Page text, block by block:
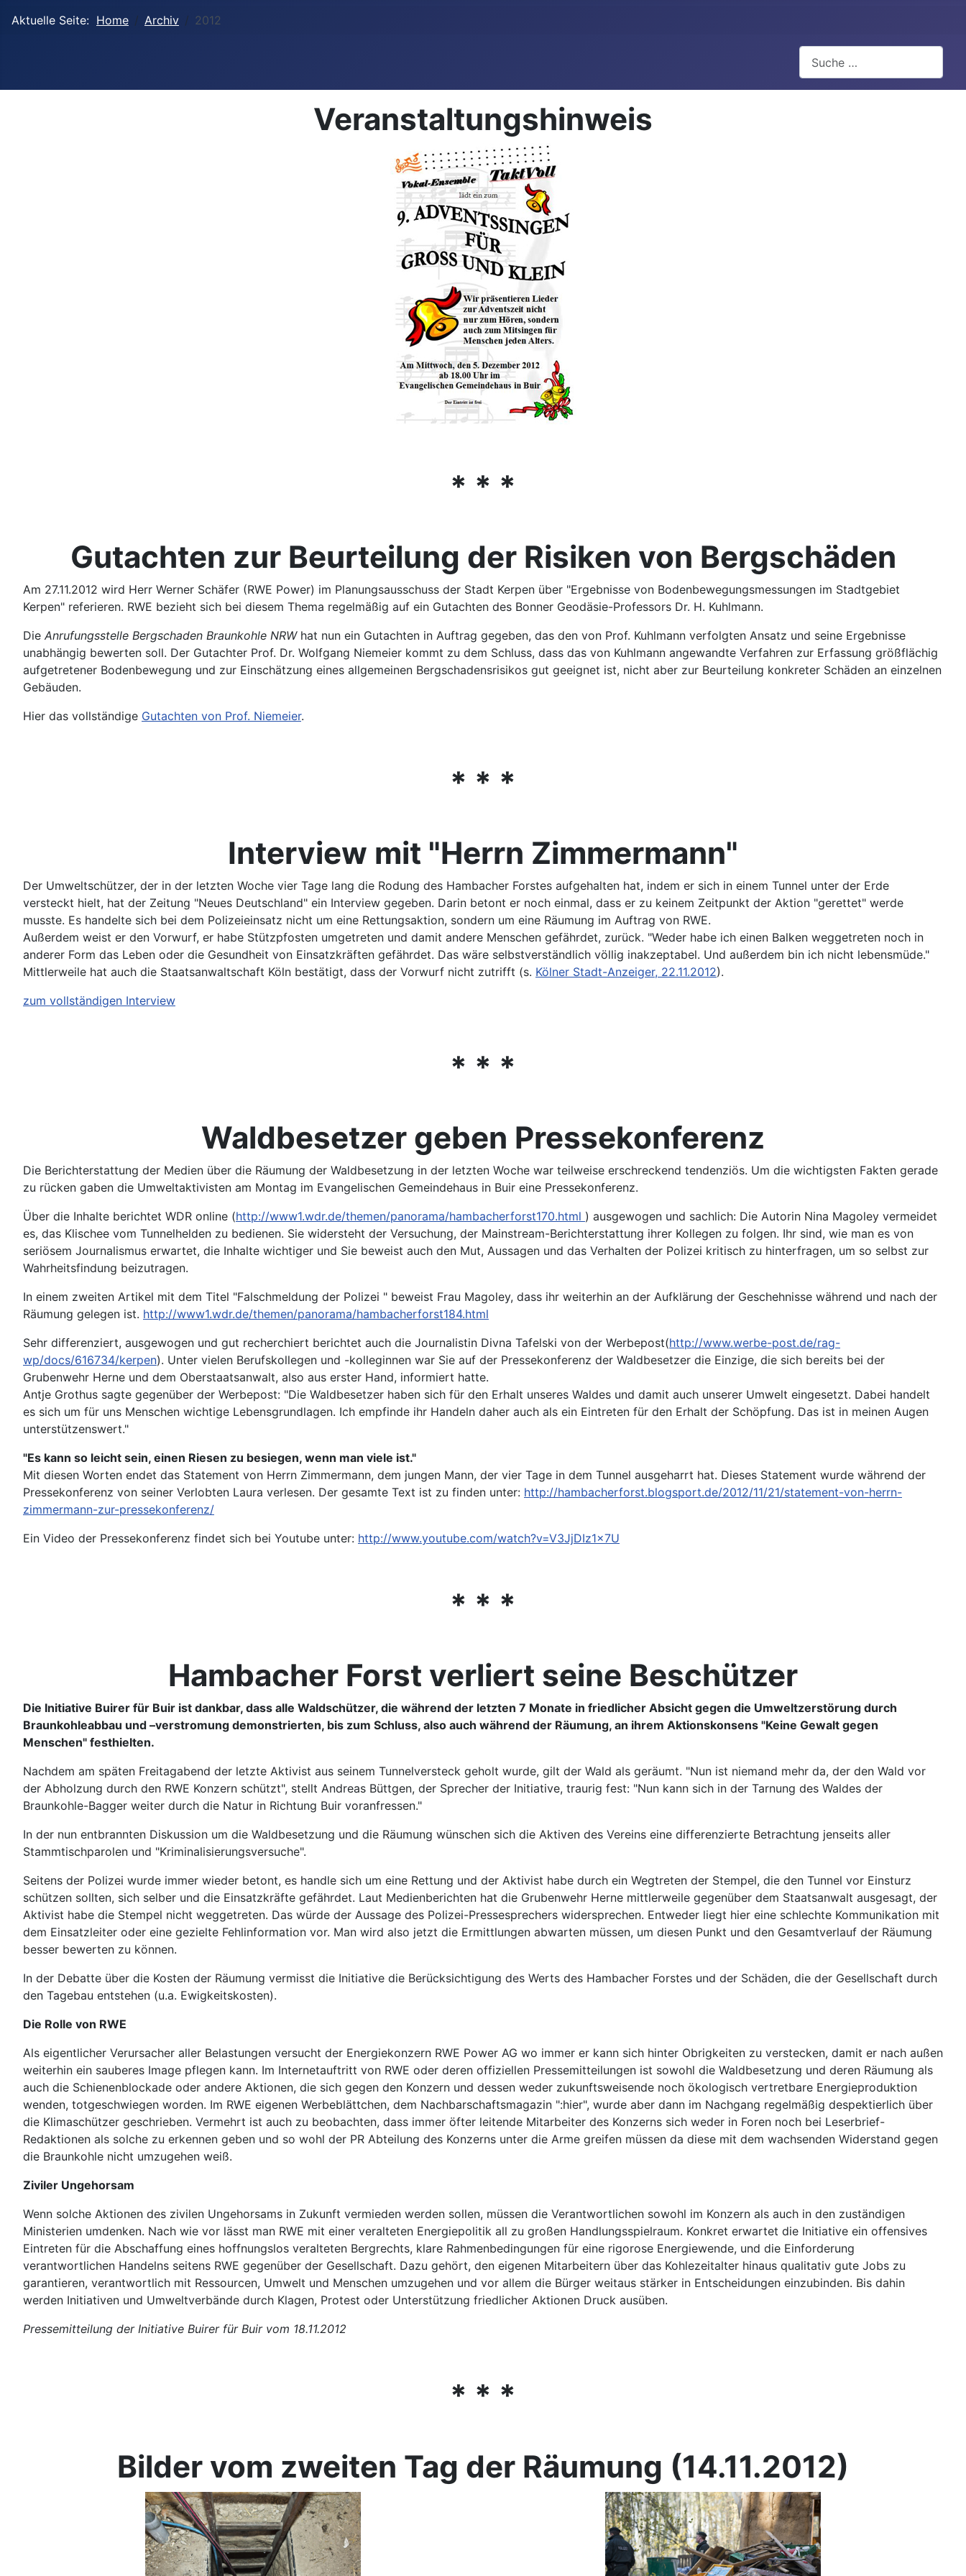
Aktuelle Seite: Home Archiv 2012
Veranstaltungshinweis
* * *
Gutachten zur Beurteilung der Risiken von Bergschäden
Am 27.11.2012 wird Herr Werner Schäfer (RWE Power) im Planungsausschuss der Stadt Kerpen über "Ergebnisse von Bodenbewegungsmessungen im Stadtgebiet
Kerpen" referieren. RWE bezieht sich bei diesem Thema regelmäßig auf ein Gutachten des Bonner Geodäsie-Professors Dr. H. Kuhlmann.
Die Anrufungsstelle Bergschaden Braunkohle NRWhat nun ein Gutachten in Auftrag gegeben, das den von Prof. Kuhlmann verfolgten Ansatz und seine Ergebnisse
unabhängig bewerten soll. Der Gutachter Prof. Dr. Wolfgang Niemeier kommt zu dem Schluss, dass das von Kuhlmann angewandte Verfahren zur Erfassung größflächig
aufgetretener Bodenbewegung und zur Einschätzung eines allgemeinen Bergschadensrisikos gut geeignet ist, nicht aber zur Beurteilung konkreter Schäden an einzelnen
Gebäuden.
Hier das vollständige Gutachten von Prof. Niemeier.
* * *
Interview mit "Herrn Zimmermann"
Der Umweltschützer, der in der letzten Woche vier Tage lang die Rodung des Hambacher Forstes aufgehalten hat, indem er sich in einem Tunnel unter der Erde
versteckt hielt, hat der Zeitung "Neues Deutschland" ein Interview gegeben. Darin betont er noch einmal, dass er zu keinem Zeitpunkt der Aktion "gerettet" werde
musste. Es handelte sich bei dem Polizeieinsatz nicht um eine Rettungsaktion, sondern um eine Räumung im Auftrag von RWE.
Außerdem weist er den Vorwurf, er habe Stützpfosten umgetreten und damit andere Menschen gefährdet, zurück. "Weder habe ich einen Balken weggetreten noch in
anderer Form das Leben oder die Gesundheit von Einsatzkräften gefährdet. Das wäre selbstverständlich völlig inakzeptabel. Und außerdem bin ich nicht lebensmüde."
Mittlerweile hat auch die Staatsanwaltschaft Köln bestätigt, dass der Vorwurf nicht zutrifft (s. Kölner Stadt-Anzeiger, 22.11.2012).
zum vollständigen Interview
* * *
Waldbesetzer geben Pressekonferenz
Die Berichterstattung der Medien über die Räumung der Waldbesetzung in der letzten Woche war teilweise erschreckend tendenziös. Um die wichtigsten Fakten gerade
zu rücken gaben die Umweltaktivisten am Montag im Evangelischen Gemeindehaus in Buir eine Pressekonferenz.
Über die Inhalte berichtet WDR online (http://www1.wdr.de/themen/panorama/hambacherforst170.html ) ausgewogen und sachlich: Die Autorin Nina Magoley vermeidet
es, das Klischee vom Tunnelhelden zu bedienen. Sie widersteht der Versuchung, der Mainstream-Berichterstattung ihrer Kollegen zu folgen. Ihr sind, wie man es von
seriösem Journalismus erwartet, die Inhalte wichtiger und Sie beweist auch den Mut, Aussagen und das Verhalten der Polizei kritisch zu hinterfragen, um so selbst zur
Wahrheitsfindung beizutragen.
In einem zweiten Artikel mit dem Titel "Falschmeldung der Polizei " beweist Frau Magoley, dass ihr weiterhin an der Aufklärung der Geschehnisse während und nach der
Räumung gelegen ist. http://www1.wdr.de/themen/panorama/hambacherforst184.html
Sehr differenziert, ausgewogen und gut recherchiert berichtet auch die Journalistin Divna Tafelski von der Werbepost(http://www.werbe-post.de/rag-
wp/docs/616734/kerpen). Unter vielen Berufskollegen und -kolleginnen war Sie auf der Pressekonferenz der Waldbesetzer die Einzige, die sich bereits bei der
Grubenwehr Herne und dem Oberstaatsanwalt, also aus erster Hand, informiert hatte.
Antje Grothus sagte gegenüber der Werbepost: "Die Waldbesetzer haben sich für den Erhalt unseres Waldes und damit auch unserer Umwelt eingesetzt. Dabei handelt
es sich um für uns Menschen wichtige Lebensgrundlagen. Ich empfinde ihr Handeln daher auch als ein Eintreten für den Erhalt der Schöpfung. Das ist in meinen Augen
unterstützenswert."
"Es kann so leicht sein, einen Riesen zu besiegen, wenn man viele ist."
Mit diesen Worten endet das Statement von Herrn Zimmermann, dem jungen Mann, der vier Tage in dem Tunnel ausgeharrt hat. Dieses Statement wurde während der
Pressekonferenz von seiner Verlobten Laura verlesen. Der gesamte Text ist zu finden unter: http://hambacherforst.blogsport.de/2012/11/21/statement-von-herrn-
zimmermann-zur-pressekonferenz/
Ein Video der Pressekonferenz findet sich bei Youtube unter: http://www.youtube.com/watch?v=V3JjDIz1x7U
* * *
Hambacher Forst verliert seine Beschützer
Die Initiative Buirer für Buir ist dankbar, dass alle Waldschützer, die während der letzten 7 Monate in friedlicher Absicht gegen die Umweltzerstörung durch
Braunkohleabbau und –verstromung demonstrierten, bis zum Schluss, also auch während der Räumung, an ihrem Aktionskonsens "Keine Gewalt gegen
Menschen" festhielten.
Nachdem am späten Freitagabend der letzte Aktivist aus seinem Tunnelversteck geholt wurde, gilt der Wald als geräumt. "Nun ist niemand mehr da, der den Wald vor
der Abholzung durch den RWE Konzern schützt", stellt Andreas Büttgen, der Sprecher der Initiative, traurig fest: "Nun kann sich in der Tarnung des Waldes der
Braunkohle-Bagger weiter durch die Natur in Richtung Buir voranfressen."
In der nun entbrannten Diskussion um die Waldbesetzung und die Räumung wünschen sich die Aktiven des Vereins eine differenzierte Betrachtung jenseits aller
Stammtischparolen und "Kriminalisierungsversuche".
Seitens der Polizei wurde immer wieder betont, es handle sich um eine Rettung und der Aktivist habe durch ein Wegtreten der Stempel, die den Tunnel vor Einsturz
schützen sollten, sich selber und die Einsatzkräfte gefährdet. Laut Medienberichten hat die Grubenwehr Herne mittlerweile gegenüber dem Staatsanwalt ausgesagt, der
Aktivist habe die Stempel nicht weggetreten. Das würde der Aussage des Polizei-Pressesprechers widersprechen. Entweder liegt hier eine schlechte Kommunikation mit
dem Einsatzleiter oder eine gezielte Fehlinformation vor. Man wird also jetzt die Ermittlungen abwarten müssen, um diesen Punkt und den Gesamtverlauf der Räumung
besser bewerten zu können.
In der Debatte über die Kosten der Räumung vermisst die Initiative die Berücksichtigung des Werts des Hambacher Forstes und der Schäden, die der Gesellschaft durch
den Tagebau entstehen (u.a. Ewigkeitskosten).
Die Rolle von RWE
Als eigentlicher Verursacher aller Belastungen versucht der Energiekonzern RWE Power AG wo immer er kann sich hinter Obrigkeiten zu verstecken, damit er nach außen
weiterhin ein sauberes Image pflegen kann. Im Internetauftritt von RWE oder deren offiziellen Pressemitteilungen ist sowohl die Waldbesetzung und deren Räumung als
auch die Schienenblockade oder andere Aktionen, die sich gegen den Konzern und dessen weder zukunftsweisende noch ökologisch vertretbare Energieproduktion
wenden, totgeschwiegen worden. Im RWE eigenen Werbeblättchen, dem Nachbarschaftsmagazin ":hier", wurde aber dann im Nachgang regelmäßig despektierlich über
die Klimaschützer geschrieben. Vermehrt ist auch zu beobachten, dass immer öfter leitende Mitarbeiter des Konzerns sich weder in Foren noch bei Leserbrief-
Redaktionen als solche zu erkennen geben und so wohl der PR Abteilung des Konzerns unter die Arme greifen müssen da diese mit dem wachsenden Widerstand gegen
die Braunkohle nicht umzugehen weiß.
Ziviler Ungehorsam
Wenn solche Aktionen des zivilen Ungehorsams in Zukunft vermieden werden sollen, müssen die Verantwortlichen sowohl im Konzern als auch in den zuständigen
Ministerien umdenken. Nach wie vor lässt man RWE mit einer veralteten Energiepolitik all zu großen Handlungsspielraum. Konkret erwartet die Initiative ein offensives
Eintreten für die Abschaffung eines hoffnungslos veralteten Bergrechts, klare Rahmenbedingungen für eine rigorose Energiewende, und die Einforderung
verantwortlichen Handelns seitens RWE gegenüber der Gesellschaft. Dazu gehört, den eigenen Mitarbeitern über das Kohlezeitalter hinaus qualitativ gute Jobs zu
garantieren, verantwortlich mit Ressourcen, Umwelt und Menschen umzugehen und vor allem die Bürger weitaus stärker in Entscheidungen einzubinden. Bis dahin
werden Initiativen und Umweltverbände durch Klagen, Protest oder Unterstützung friedlicher Aktionen Druck ausüben.
Pressemitteilung der Initiative Buirer für Buir vom 18.11.2012
* * *
Bilder vom zweiten Tag der Räumung (14.11.2012)